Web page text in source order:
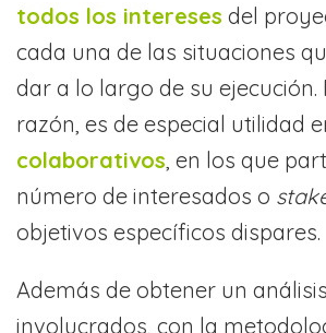
todos los intereses del
cada una de las situaciones
dar a lo largo de su ejecución.
razón, es de especial utilidad
colaborativos , en los que
número de interesados o
objetivos específicos dispares.
Además de obtener un
involucrados, con la